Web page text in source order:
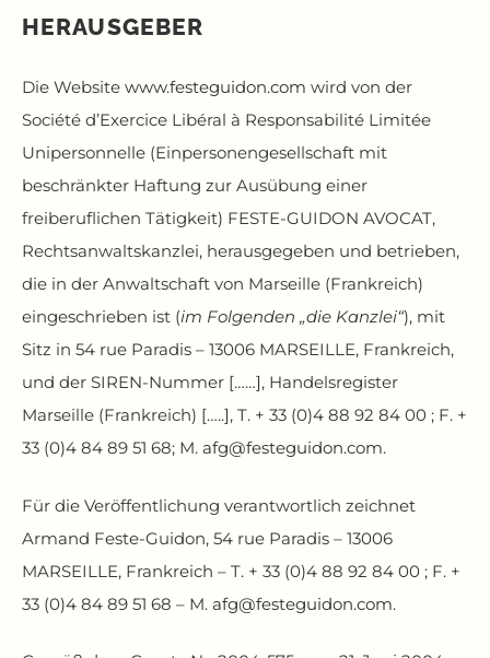
HERAUSGEBER
Die Website www.festeguidon.com wird von der
Société d’Exercice Libéral à Responsabilité Limitée
Unipersonnelle (Einpersonengesellschaft mit
beschränkter Haftung zur Ausübung einer
freiberuflichen Tätigkeit) FESTE-GUIDON AVOCAT,
Rechtsanwaltskanzlei, herausgegeben und betrieben,
die in der Anwaltschaft von Marseille (Frankreich)
eingeschrieben ist (im Folgenden „die Kanzlei“), mit
Sitz in 54 rue Paradis – 13006 MARSEILLE, Frankreich,
und der SIREN-Nummer [……], Handelsregister
Marseille (Frankreich) […..], T. + 33 (0)4 88 92 84 00 ; F. +
33 (0)4 84 89 51 68; M. afg@festeguidon.com.
Für die Veröffentlichung verantwortlich zeichnet
Armand Feste-Guidon, 54 rue Paradis – 13006
MARSEILLE, Frankreich – T. + 33 (0)4 88 92 84 00 ; F. +
33 (0)4 84 89 51 68 – M. afg@festeguidon.com.